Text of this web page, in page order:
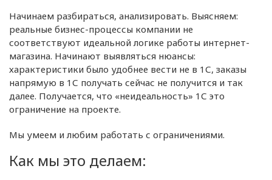
Начинаем разбираться, анализировать. Выясняем:
реальные бизнес-процессы компании не
соответствуют идеальной логике работы интернет-
магазина. Начинают выявляться нюансы:
характеристики было удобнее вести не в 1С, заказы
напрямую в 1С получать сейчас не получится и так
далее. Получается, что «неидеальность» 1С это
ограничение на проекте.
Мы умеем и любим работать с ограничениями.
Как мы это делаем: